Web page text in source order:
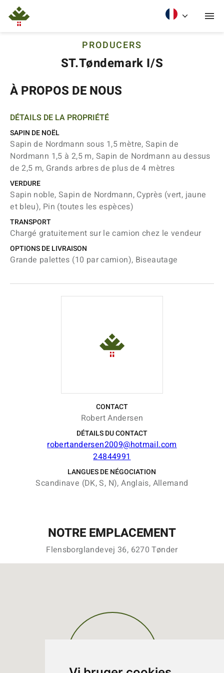
PRODUCERS
ST.Tøndemark I/S
À PROPOS DE NOUS
DÉTAILS DE LA PROPRIÉTÉ
SAPIN DE NOËL
Sapin de Nordmann sous 1,5 mètre, Sapin de
Nordmann 1,5 à 2,5 m, Sapin de Nordmann au dessus
de 2,5 m, Grands arbres de plus de 4 mètres
VERDURE
Sapin noble, Sapin de Nordmann, Cyprès (vert, jaune
et bleu), Pin (toutes les espèces)
TRANSPORT
Chargé gratuitement sur le camion chez le vendeur
OPTIONS DE LIVRAISON
Grande palettes (10 par camion), Biseautage
CONTACT
Robert Andersen
DÉTAILS DU CONTACT
robertandersen2009@hotmail.com
24844991
LANGUES DE NÉGOCIATION
Scandinave (DK, S, N), Anglais, Allemand
NOTRE EMPLACEMENT
Flensborglandevej 36, 6270 Tønder